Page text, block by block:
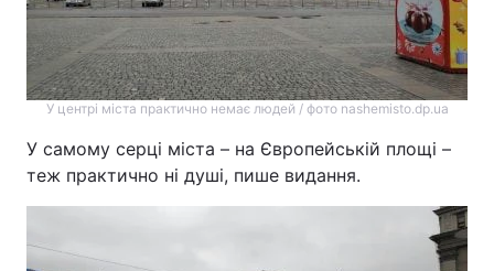
У центрі міста практично немає людей / фото nashemisto.dp.ua
У самому серці міста – на Європейській площі –
теж практично ні душі, пише видання.